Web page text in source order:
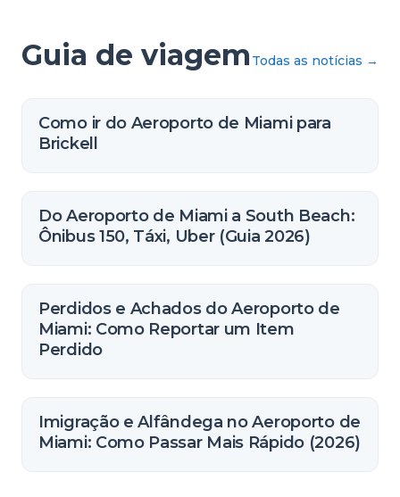
Guia de viagem Todas as notícias →
Como ir do Aeroporto de Miami para
Brickell
Do Aeroporto de Miami a South Beach:
Ônibus 150, Táxi, Uber (Guia 2026)
Perdidos e Achados do Aeroporto de
Miami: Como Reportar um Item
Perdido
Imigração e Alfândega no Aeroporto de
Miami: Como Passar Mais Rápido (2026)